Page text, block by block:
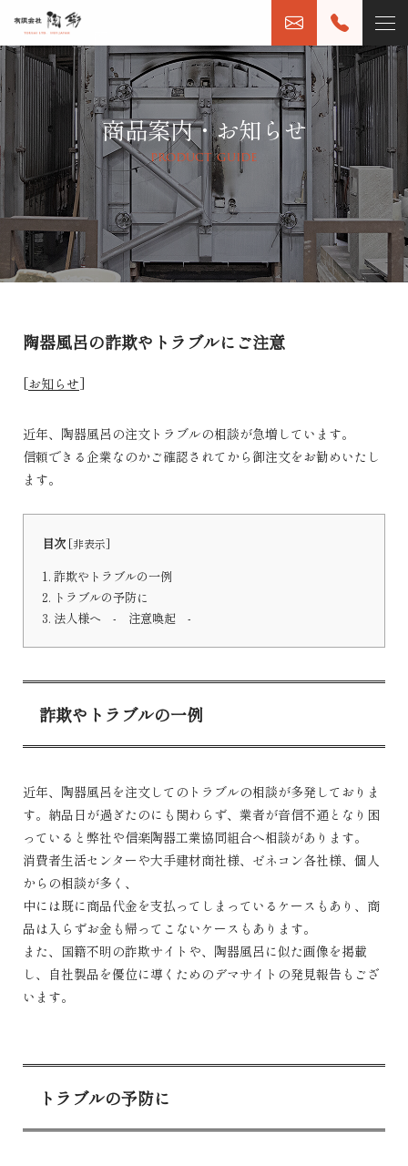
商品案内・お知らせ
product guide
陶器風呂の詐欺やトラブルにご注意
[お知らせ]
近年、陶器風呂の注文トラブルの相談が急増しています。
信頼できる企業なのかご確認されてから御注文をお勧めいたし
ます。
目次 [非表示]
1. 詐欺やトラブルの一例
2. トラブルの予防に
3. 法人様へ - 注意喚起 -
詐欺やトラブルの一例
近年、陶器風呂を注文してのトラブルの相談が多発しておりま
す。納品日が過ぎたのにも関わらず、業者が音信不通となり困
っていると弊社や信楽陶器工業協同組合へ相談があります。
消費者生活センターや大手建材商社様、ゼネコン各社様、個人
からの相談が多く、
中には既に商品代金を支払ってしまっているケースもあり、商
品は入らずお金も帰ってこないケースもあります。
また、国籍不明の詐欺サイトや、陶器風呂に似た画像を掲載
し、自社製品を優位に導くためのデマサイトの発見報告もござ
います。
トラブルの予防に